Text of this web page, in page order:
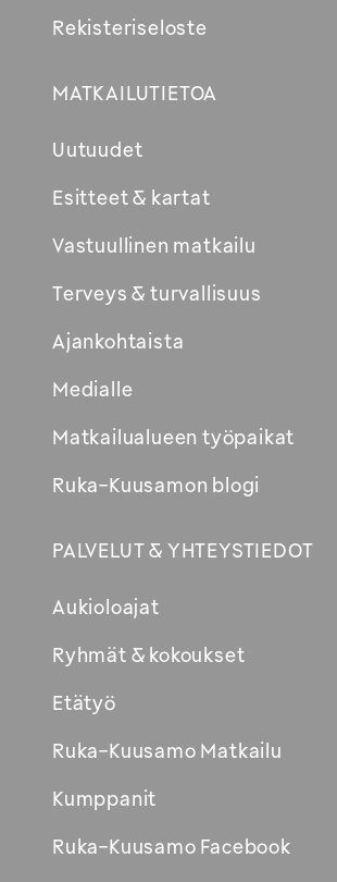
Rekisteriseloste
MATKAILUTIETOA
Uutuudet
Esitteet & kartat
Vastuullinen matkailu
Terveys & turvallisuus
Ajankohtaista
Medialle
Matkailualueen työpaikat
Ruka-Kuusamon blogi
PALVELUT & YHTEYSTIEDOT
Aukioloajat
Ryhmät & kokoukset
Etätyö
Ruka-Kuusamo Matkailu
Kumppanit
Ruka-Kuusamo Facebook